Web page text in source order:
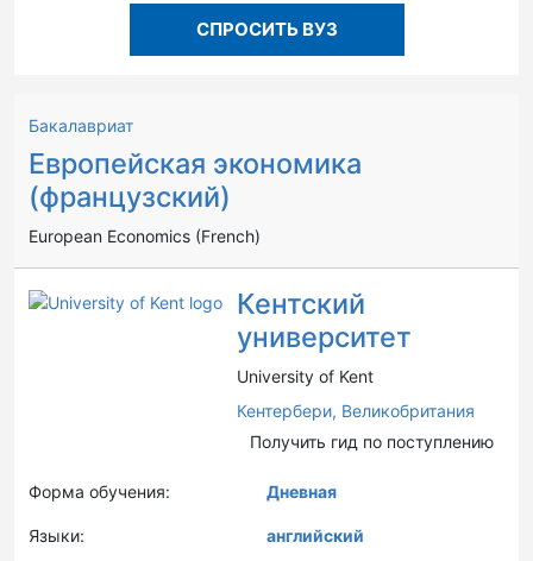
СПРОСИТЬ ВУЗ
Бакалавриат
Европейская экономика
(французский)
European Economics (French)
Кентский
университет
University of Kent
Кентербери, Великобритания
Получить гид по поступлению
Форма обучения: Дневная
Языки: английский